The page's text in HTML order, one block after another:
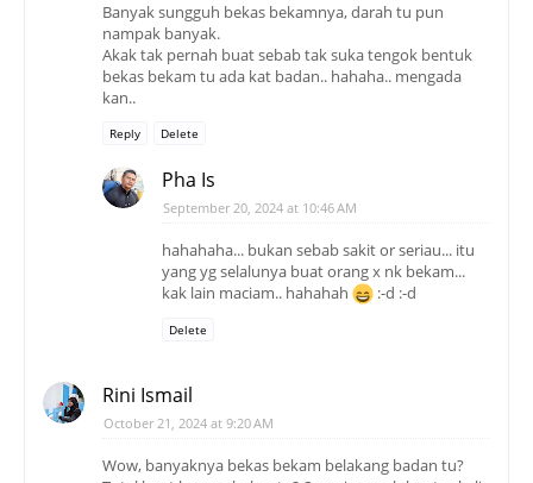
Banyak sungguh bekas bekamnya, darah tu pun
nampak banyak.
Akak tak pernah buat sebab tak suka tengok bentuk
bekas bekam tu ada kat badan.. hahaha.. mengada
kan..
Reply Delete
Pha Is
September 20, 2024 at 10:46 AM
hahahaha... bukan sebab sakit or seriau... itu
yang yg selalunya buat orang x nk bekam...
kak lain maciam.. hahahah
:-d :-d
Delete
Rini Ismail
October 21, 2024 at 9:20 AM
Wow, banyaknya bekas bekam belakang badan tu?